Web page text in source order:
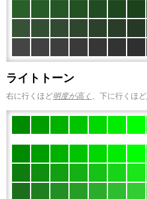
ライトトーン
右に行くほど明度が高く 、下に行くほど